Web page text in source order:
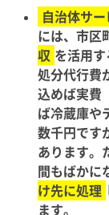
自治体サ
には、市区
収 を活用
処分代行費
込めば実費
ば冷蔵庫や
数千円です
あります。
間もばかに
け先に処理
ます。